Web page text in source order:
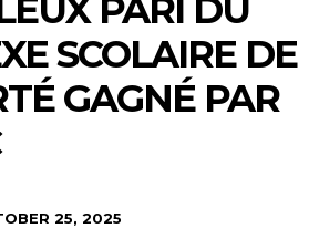
PARI DU
SCOLAIRE DE
GAGNÉ PAR
25, 2025